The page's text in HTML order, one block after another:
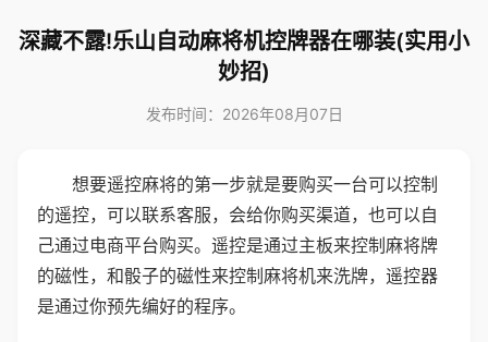
深藏不露!乐山自动麻将机控牌器在哪装(实用小
妙招)
发布时间：2026年08月07日
想要遥控麻将的第一步就是要购买一台可以控制
的遥控，可以联系客服，会给你购买渠道，也可以自
己通过电商平台购买。遥控是通过主板来控制麻将牌
的磁性，和骰子的磁性来控制麻将机来洗牌，遥控器
是通过你预先编好的程序。